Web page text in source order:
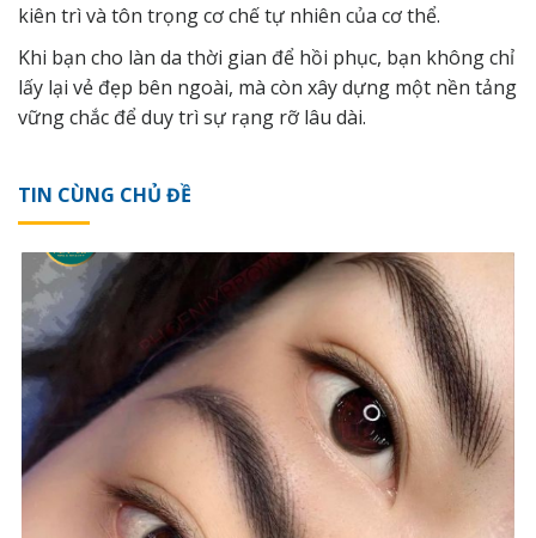
kiên trì và tôn trọng cơ chế tự nhiên của cơ thể.
Khi bạn cho làn da thời gian để hồi phục, bạn không chỉ
lấy lại vẻ đẹp bên ngoài, mà còn xây dựng một nền tảng
vững chắc để duy trì sự rạng rỡ lâu dài.
TIN CÙNG CHỦ ĐỀ